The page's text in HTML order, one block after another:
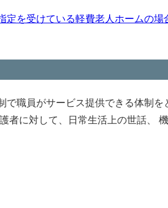
定を受けている軽費老人ホームの場
で職員がサービス提供できる体制を
者に対して、日常生活上の世話、 機